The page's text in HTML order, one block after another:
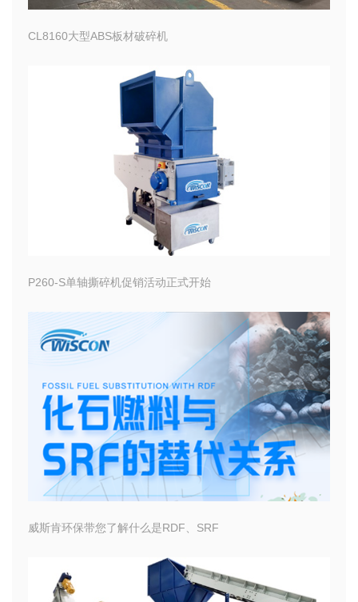
CL8160大型ABS板材破碎机
P260-S单轴撕碎机促销活动正式开始
威斯肯环保带您了解什么是RDF、SRF